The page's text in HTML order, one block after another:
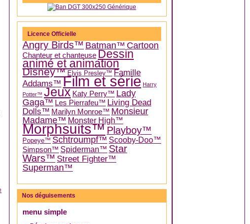
Licence Officielle
Angry Birds™ Batman™ Cartoon
Chanteur et chanteuse Dessin
animé et animation
Disney™ Elvis Presley™ Famille
Addams™ Film et série Harry
Potter™ Jeux Katy Perry™ Lady
Gaga™ Les Pierrafeu™ Living Dead
Dolls™ Marilyn Monroe™ Monsieur
Madame™ Monster High™
Morphsuits™Playboy™
Popeye™ Schtroumpf™ Scooby-Doo™
Simpson™ Spiderman™ Star
Wars™ Street Fighter™
Superman™
Nos déguisements
menu simple